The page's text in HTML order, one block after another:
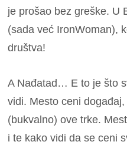
je prošao bez greške. U
(sada već IronWoman),
društva!
A Nađatad… E to je što
vidi. Mesto ceni
(bukvalno) ove trke.
i te kako vidi da se ceni